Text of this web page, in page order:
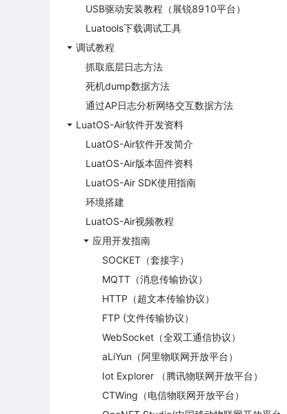
USB驱动安装教程（展锐8910平台）
Luatools下载调试工具
调试教程
抓取底层日志方法
死机dump数据方法
通过AP日志分析网络交互数据方法
LuatOS-Air软件开发资料
LuatOS-Air软件开发简介
LuatOS-Air版本固件资料
LuatOS-Air SDK使用指南
环境搭建
LuatOS-Air视频教程
应用开发指南
SOCKET（套接字）
MQTT（消息传输协议）
HTTP（超文本传输协议）
FTP (文件传输协议）
WebSocket（全双工通信协议）
aLiYun（阿里物联网开放平台）
Iot Explorer （腾讯物联网开放平台）
CTWing（电信物联网开放平台）